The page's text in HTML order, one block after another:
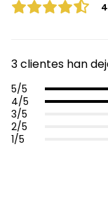
3 clientes han
5/5
4/5
3/5
2/5
1/5